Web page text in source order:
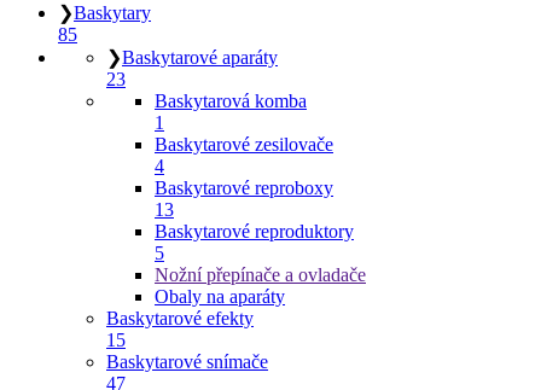
❯Baskytary
85
❯Baskytarové aparáty
23
Baskytarová komba
1
Baskytarové zesilovače
4
Baskytarové reproboxy
13
Baskytarové reproduktory
5
Nožní přepínače a ovladače
Obaly na aparáty
Baskytarové efekty
15
Baskytarové snímače
47